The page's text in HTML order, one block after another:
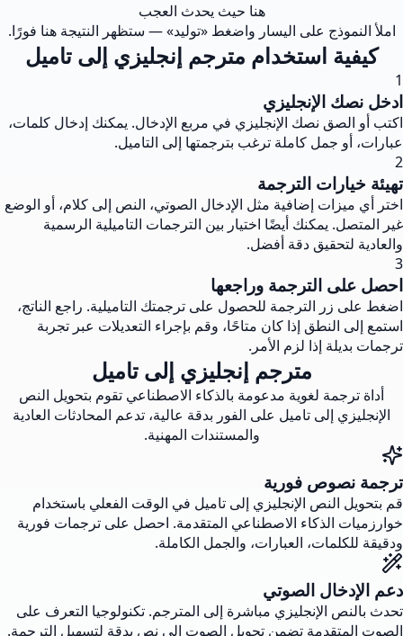
هنا حيث يحدث العجب
املأ النموذج على اليسار واضغط «توليد» — ستظهر النتيجة هنا فورًا.
كيفية استخدام مترجم إنجليزي إلى تاميل
1
ادخل نصك الإنجليزي
اكتب أو الصق نصك الإنجليزي في مربع الإدخال. يمكنك إدخال كلمات،
عبارات، أو جمل كاملة ترغب بترجمتها إلى التاميل.
2
تهيئة خيارات الترجمة
اختر أي ميزات إضافية مثل الإدخال الصوتي، النص إلى كلام، أو الوضع
غير المتصل. يمكنك أيضًا اختيار بين الترجمات التاميلية الرسمية
والعادية لتحقيق دقة أفضل.
3
احصل على الترجمة وراجعها
اضغط على زر الترجمة للحصول على ترجمتك التاميلية. راجع الناتج،
استمع إلى النطق إذا كان متاحًا، وقم بإجراء التعديلات عبر تجربة
ترجمات بديلة إذا لزم الأمر.
مترجم إنجليزي إلى تاميل
أداة ترجمة لغوية مدعومة بالذكاء الاصطناعي تقوم بتحويل النص
الإنجليزي إلى تاميل على الفور بدقة عالية، تدعم المحادثات العادية
والمستندات المهنية.
ترجمة نصوص فورية
قم بتحويل النص الإنجليزي إلى تاميل في الوقت الفعلي باستخدام
خوارزميات الذكاء الاصطناعي المتقدمة. احصل على ترجمات فورية
ودقيقة للكلمات، العبارات، والجمل الكاملة.
دعم الإدخال الصوتي
تحدث بالنص الإنجليزي مباشرة إلى المترجم. تكنولوجيا التعرف على
الصوت المتقدمة تضمن تحويل الصوت إلى نص بدقة لتسهيل الترجمة.